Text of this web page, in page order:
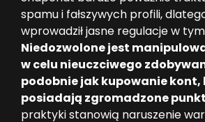
spamu i fałszywych profili,
wprowadził jasne regulacje w
Niedozwolone jest
w celu nieuczciwego
podobnie jak kupowanie kont,
posiadają zgromadzone
praktyki stanowią naruszenie